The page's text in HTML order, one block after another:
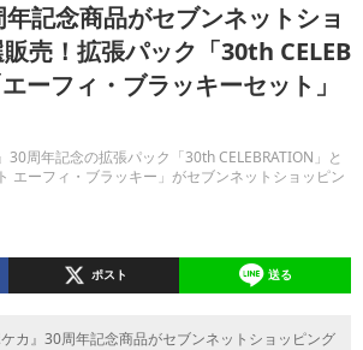
年記念商品がセブンネットショ
売！拡張パック「30th CELEB
ーフィ・ブラッキーセット」
30周年記念の拡張パック「30th CELEBRATION」と
エーフィ・ブラッキー」がセブンネットショッピン
ポスト 送る
ケカ』30周年記念商品がセブンネットショッピング